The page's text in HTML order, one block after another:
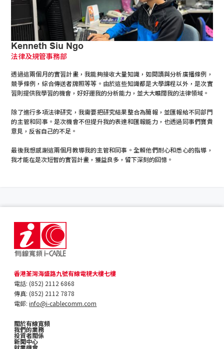
Kenneth Siu Ngo
法律及規管事務部
透過這兩個月的實習計畫，我能夠接收大量知識，如閱讀與分析廣播條例，
競爭條例，綜合傳送者牌照等等。由於這些知識都是大學課程以外，是次實
習則提供我學習的機會，好好運我的分析能力，並大大曠闊我的法律領域。
除了進行多項法律研究，我需要把研究結果整合為簡報，並匯報給不同部門
的主管和同事。是次機會不但提升我的表達和匯報能力，也透過同事們寶貴
意見，反省自己的不足。
最後我想感謝這兩個月教導我的主管和同事。全賴他們耐心和悉心的指導，
我才能在是次短暫的實習計畫，獲益良多，留下深刻的回憶。
香港荃灣海盛路九號有線電視大樓七樓
電話: (852) 2112 6868
傳真: (852) 2112 7878
電郵:info@i-cablecomm.com
關於有線寬頻
我們的業務
投資者關係
新聞中心
就業機會